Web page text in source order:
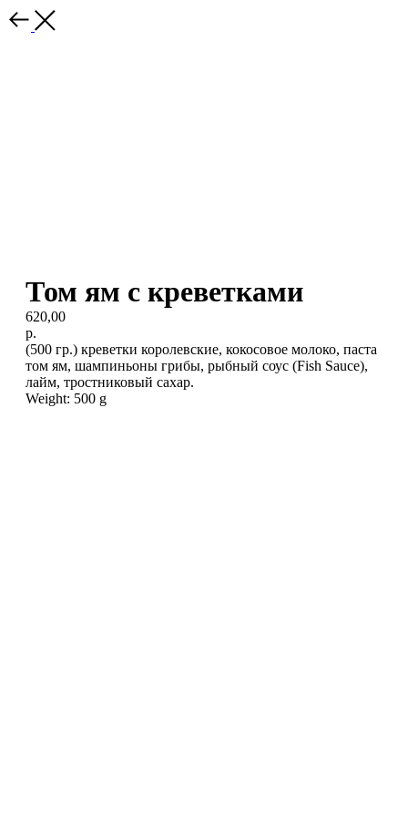
Том ям с креветками
620,00
р.
(500 гр.) креветки королевские, кокосовое молоко, паста
том ям, шампиньоны грибы, рыбный соус (Fish Sauce),
лайм, тростниковый сахар.
Weight: 500 g